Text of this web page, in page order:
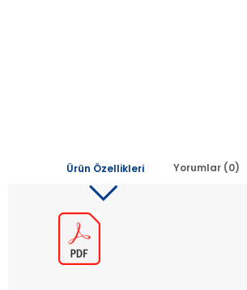
Ürün Özellikleri Yorumlar (0)